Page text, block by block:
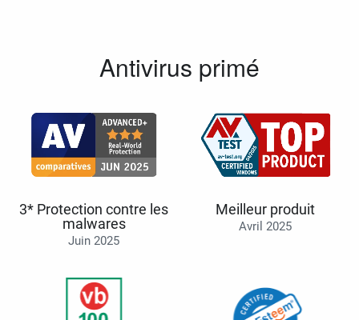
Antivirus primé
3* Protection contre les
malwares
Juin 2025
Meilleur produit
Avril 2025